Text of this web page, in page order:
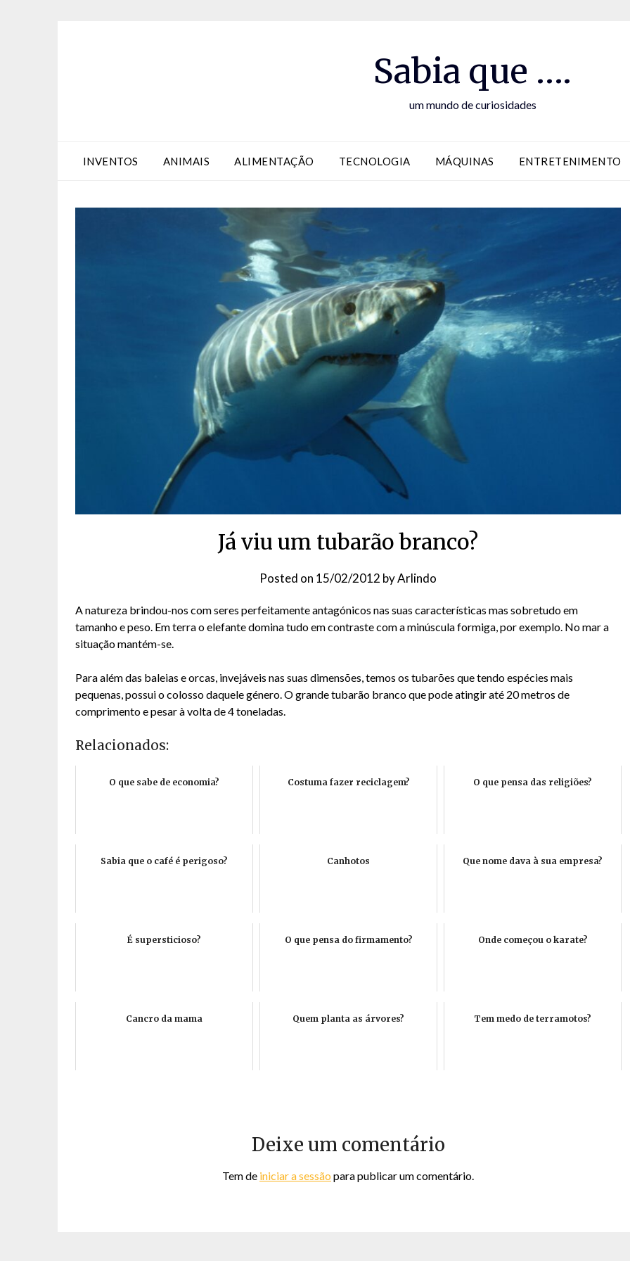
Sabia que ….
um mundo de curiosidades
INVENTOS ANIMAIS ALIMENTAÇÃO TECNOLOGIA MÁQUINAS ENTRETENIMENTO
Já viu um tubarão branco?
Posted on 15/02/2012 byArlindo
A natureza brindou-nos com seres perfeitamente antagónicos nas suas características mas sobretudo em
tamanho e peso. Em terra o elefante domina tudo em contraste com a minúscula formiga, por exemplo. No mar a
situação mantém-se.
Para além das baleias e orcas, invejáveis nas suas dimensões, temos os tubarões que tendo espécies mais
pequenas, possui o colosso daquele género. O grande tubarão branco que pode atingir até 20 metros de
comprimento e pesar à volta de 4 toneladas.
Relacionados:
O que sabe de economia? Costuma fazer reciclagem? O que pensa das religiões?
Sabia que o café é perigoso? Canhotos Que nome dava à sua empresa?
É supersticioso? O que pensa do firmamento? Onde começou o karate?
Cancro da mama Quem planta as árvores? Tem medo de terramotos?
Deixe um comentário
Tem de iniciar a sessão para publicar um comentário.